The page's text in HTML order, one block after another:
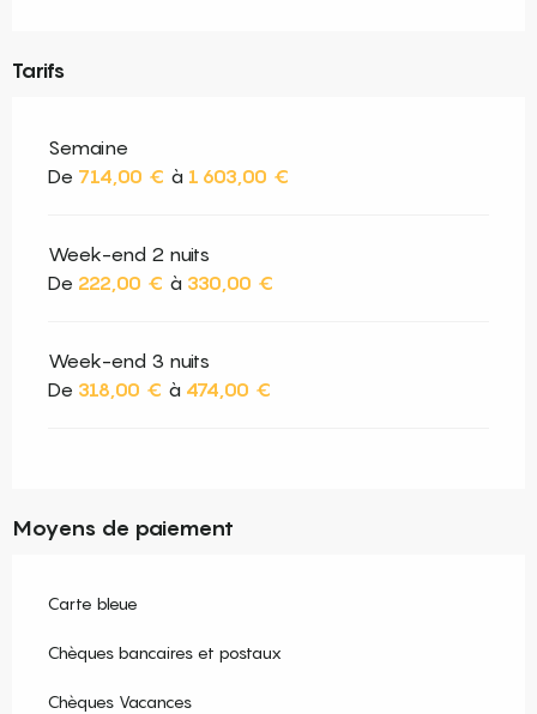
Tarifs
Semaine
De 714,00 € à 1 603,00 €
Week-end 2 nuits
De 222,00 € à 330,00 €
Week-end 3 nuits
De 318,00 € à 474,00 €
Moyens de paiement
Carte bleue
Chèques bancaires et postaux
Chèques Vacances